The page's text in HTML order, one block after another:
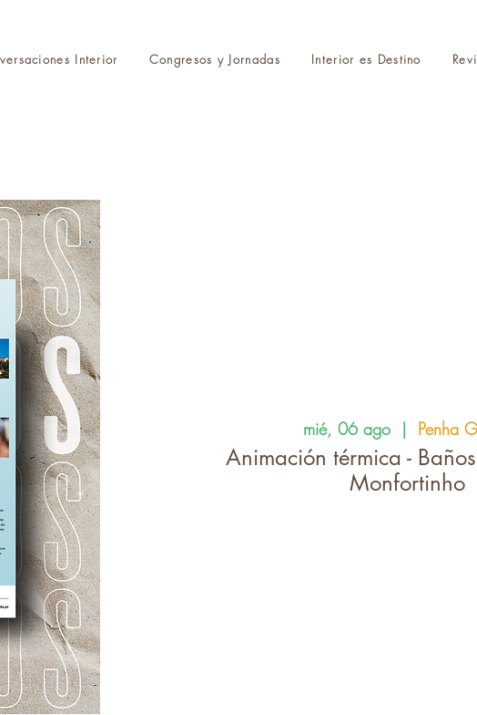
Interior Congresos y Jornadas Interior es Destino
mié, 06 ago
  |
Penha
Animación térmica -
Monfortinho